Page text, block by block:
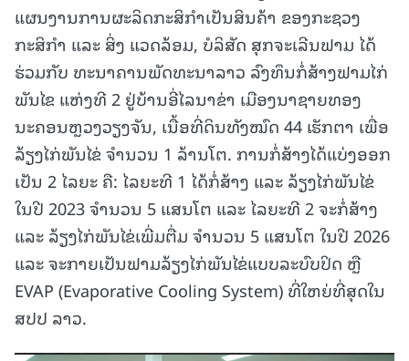
ແຜນງານການຜະລິດກະສິກຳເປັນສິນຄ້າ ຂອງກະຊວງ
ກະສິກຳ ແລະ ສິ່ງ ແວດລ້ອມ, ບໍລິສັດ ສຸກຈະເລີນຟາມ ໄດ້
ຮ່ວມກັບ ທະນາຄານພັດທະນາລາວ ລົງທຶນກໍ່ສ້າງຟາມໄກ່
ພັນໄຂ ແຫ່ງທີ 2 ຢູ່ບ້ານອີ່ໄລນາຂ່າ ເມືອງນາຊາຍທອງ
ນະຄອນຫຼວງວຽງຈັນ, ເນື້ອທີ່ດິນທັງໝົດ 44 ເຮັກຕາ ເພື່ອ
ລ້ຽງໄກ່ພັນໄຂ່ ຈໍານວນ 1 ລ້ານໂຕ. ການກໍ່ສ້າງໄດ້ແບ່ງອອກ
ເປັນ 2 ໄລຍະ ຄື: ໄລຍະທີ 1 ໄດ້ກໍ່ສ້າງ ແລະ ລ້ຽງໄກ່ພັນໄຂ່
ໃນປີ 2023 ຈໍານວນ 5 ແສນໂຕ ແລະ ໄລຍະທີ 2 ຈະກໍ່ສ້າງ
ແລະ ລ້ຽງໄກ່ພັນໄຂ່ເພີ່ມຕື່ມ ຈໍານວນ 5 ແສນໂຕ ໃນປີ 2026
ແລະ ຈະກາຍເປັນຟາມລ້ຽງໄກ່ພັນໄຂ່ແບບລະບົບປິດ ຫຼື
EVAP (Evaporative Cooling System) ທີ່ໃຫຍ່ທີ່ສຸດໃນ
ສປປ ລາວ.